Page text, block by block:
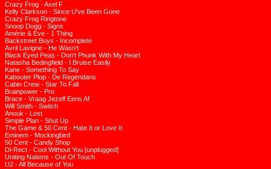
Crazy Frog - Axel F
Kelly Clarkson - Since U've Been Gone
Crazy Frog Ringtone
Snoop Dogg - Signs
Amérie & Eve - 1 Thing
Backstreet Boys - Incomplete
Avril Lavigne - He Wasn't
Black Eyed Peas - Don't Phunk With My Heart
Natasha Bedingfield - I Bruise Easily
Kane - Something To Say
Kabouter Plop - De Regendans
Cabin Crew - Star To Fall
Brainpower - Pro
Brace - Vraag Jezelf Eens Af
Will Smith - Switch
Anouk - Lost
Simple Plan - Shut Up
The Game & 50 Cent - Hate It or Love It
Eminem - Mockingbird
50 Cent - Candy Shop
Di-Rect - Cool Without You [unplugged]
Uniting Nations - Out Of Touch
U2 - All Because of You